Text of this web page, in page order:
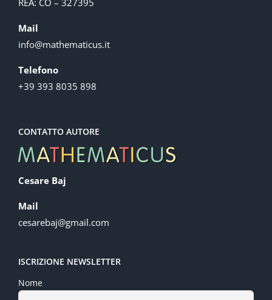
Mail
info@mathematicus.it
Telefono
+39 393 8035 898
CONTATTO AUTORE
Cesare Baj
Mail
cesarebaj@gmail.com
ISCRIZIONE NEWSLETTER
Nome